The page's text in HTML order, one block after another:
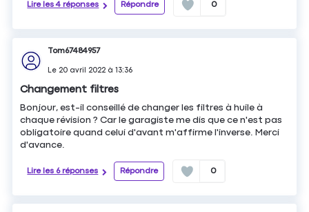
Lire les 4 réponses Répondre 0
Tom67484957
Le 20 avril 2022 à13:36
Changement filtres
Bonjour, est-il conseillé de changer les filtres à huile à
chaque révision ? Car le garagiste me dis que ce n'est pas
obligatoire quand celui d'avant m'affirme l'inverse. Merci
d'avance.
Lire les 6 réponses Répondre 0